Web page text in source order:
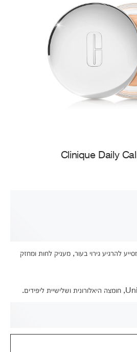
Clinique Daily
להרגיע גירוי בעור, מעניק לחות ומחזק